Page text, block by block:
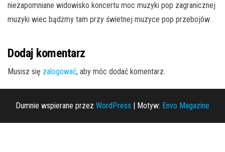
niezapomniane widowisko koncertu moc muzyki pop zagranicznej
muzyki wiec bądżmy tam przy świetnej muzyce pop przebojów .
Dodaj komentarz
Musisz się zalogować, aby móc dodać komentarz.
Dumnie wspierane przez WordPress | Motyw: Envo Magazine